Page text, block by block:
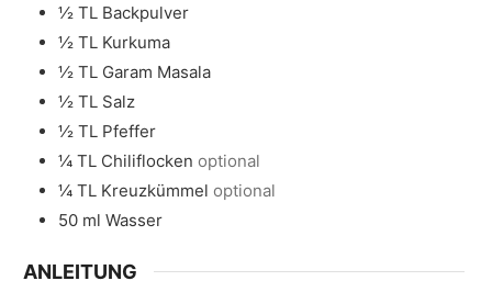
½ TL Backpulver
½ TL Kurkuma
½ TL Garam Masala
½ TL Salz
½ TL Pfeffer
¼ TL Chiliflocken optional
¼ TL Kreuzkümmel optional
50 ml Wasser
ANLEITUNG